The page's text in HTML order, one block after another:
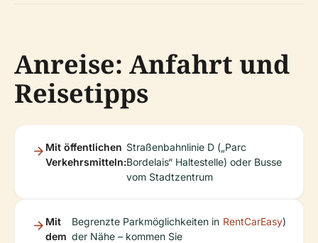
Anreise: Anfahrt und
Reisetipps
Mit öffentlichen
Verkehrsmitteln:
Straßenbahnlinie D („Parc
Bordelais“ Haltestelle) oder Busse
vom Stadtzentrum
Mit
dem
Begrenzte Parkmöglichkeiten in
der Nähe – kommen Sie
RentCarEasy)